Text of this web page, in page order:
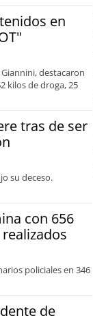
en
destacaron
kilos de droga, 25
tras de ser
su deceso.
con 656
policiales en 346
de